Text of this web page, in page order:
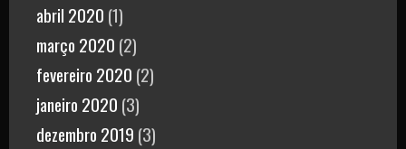
abril 2020 (1)
março 2020 (2)
fevereiro 2020 (2)
janeiro 2020 (3)
dezembro 2019 (3)